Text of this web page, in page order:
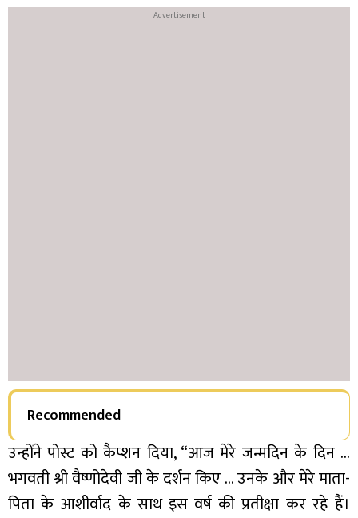
Recommended
उन्होंने पोस्ट को कैप्शन दिया, “आज मेरे जन्मदिन के दिन …
भगवती श्री वैष्णोदेवी जी के दर्शन किए … उनके और मेरे माता-
पिता के आशीर्वाद के साथ इस वर्ष की प्रतीक्षा कर रहे हैं।